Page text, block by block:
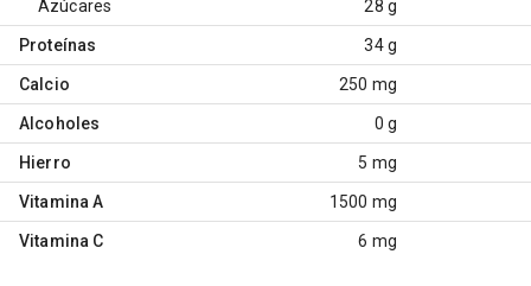
Azúcares 28 g
Proteínas 34 g
Calcio 250 mg
Alcoholes 0 g
Hierro 5 mg
Vitamina A 1500 mg
Vitamina C 6 mg